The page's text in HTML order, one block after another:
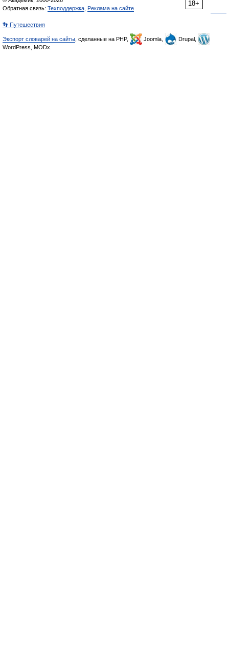
18+
Обратная связь: Техподдержка Реклама на сайте
👣 Путешествия
Экспорт словарей на сайты , сделанные на PHP, Joomla,
Drupal,
WordPress, MODx.